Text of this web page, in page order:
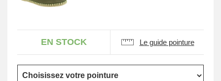
EN STOCK Le guide pointure